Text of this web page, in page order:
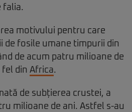
falia.
motivului pentru care
de fosile umane timpurii din
de acum patru milioane de
din Africa.
de subțierea crustei, a
milioane de ani. Astfel s-au